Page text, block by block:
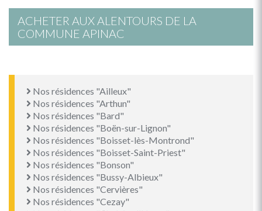
ACHETER AUX ALENTOURS DE LA
COMMUNE APINAC
Nos résidences "Ailleux"
Nos résidences "Arthun"
Nos résidences "Bard"
Nos résidences "Boën-sur-Lignon"
Nos résidences "Boisset-lès-Montrond"
Nos résidences "Boisset-Saint-Priest"
Nos résidences "Bonson"
Nos résidences "Bussy-Albieux"
Nos résidences "Cervières"
Nos résidences "Cezay"